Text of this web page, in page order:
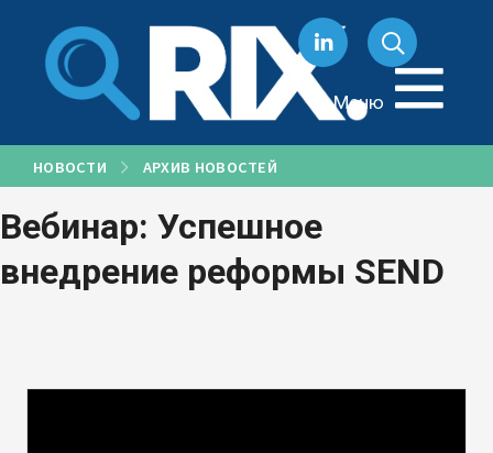
содержанию
Меню
НОВОСТИ АРХИВ НОВОСТЕЙ
Вебинар: Успешное
внедрение реформы SEND